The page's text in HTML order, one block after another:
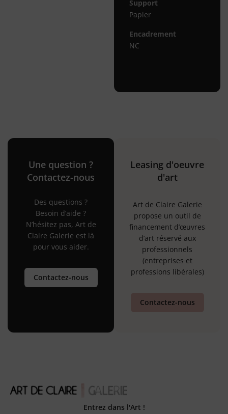
Support
Papier
Encadrement
NC
Une question ?
Contactez-nous
Des questions ?
Besoin d’aide ?
N’hésitez pas, Art de
Claire Galerie est là
pour vous aider.
Contactez-nous
Leasing d'oeuvre
d'art
Art de Claire Galerie
propose un outil de
financement d’œuvres
d’art réservé aux
professionnels
(entreprises et
professions libérales)
Contactez-nous
Entrez dans l'Art !